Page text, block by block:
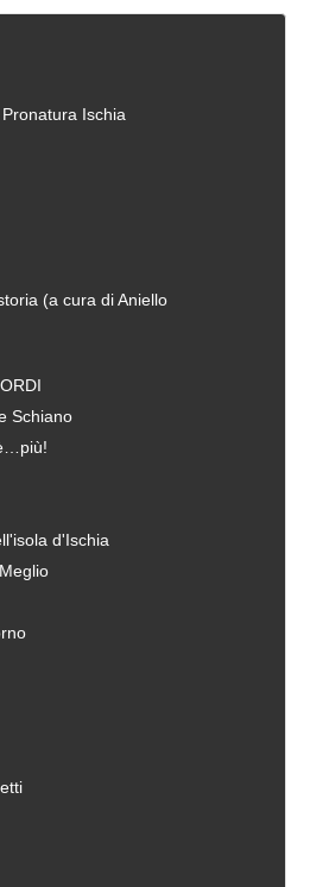
Ischia
(a cura di Aniello
Schiano
d'Ischia